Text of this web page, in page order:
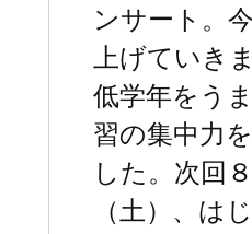
ンサート。
上げていき
低学年をう
習の集中力
した。次回
（土）、は